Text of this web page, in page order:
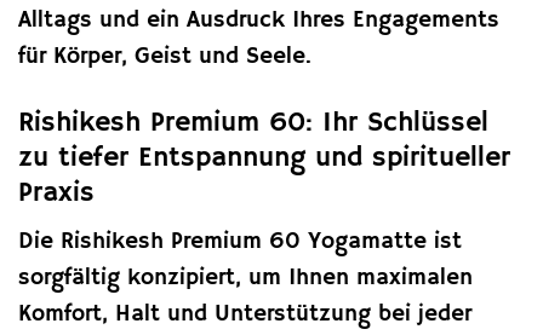
Alltags und ein Ausdruck Ihres Engagements
für Körper, Geist und Seele.
Rishikesh Premium 60: Ihr Schlüssel
zu tiefer Entspannung und spiritueller
Praxis
Die Rishikesh Premium 60 Yogamatte ist
sorgfältig konzipiert, um Ihnen maximalen
Komfort, Halt und Unterstützung bei jeder